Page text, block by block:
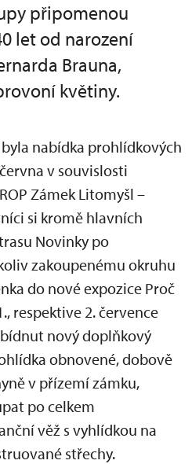
připomenou
let od narození
Brauna,
květiny.
byla nabídka prohlídkových
v souvislosti
Zámek Litomyšl –
si kromě hlavních
Novinky po
zakoupenému okruhu
do nové expozice Proč
respektive 2. července
nový doplňkový
obnovené, dobově
v přízemí zámku,
po celkem
věž s vyhlídkou na
střechy.